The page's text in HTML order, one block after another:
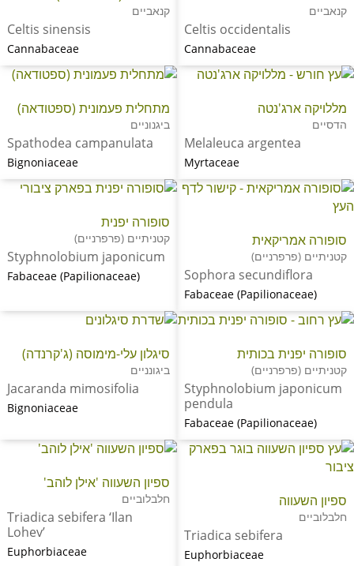
קנאביים
Celtis occidentalis
Cannabaceae
קנאביים
Celtis sinensis
Cannabaceae
מללויקה ארג'נטה
הדסיים
Melaleuca argentea
Myrtaceae
מתחלית פעמונית (ספטודאה)
ביגנוניים
Spathodea campanulata
Bignoniaceae
סופורה אמריקאית
קטניתיים (פרפרניים)
Sophora secundiflora
Fabaceae (Papilionaceae)
סופורה יפנית
קטניתיים (פרפרניים)
Styphnolobium japonicum
Fabaceae (Papilionaceae)
סופורה יפנית בכותית
קטניתיים (פרפרניים)
Styphnolobium japonicum
pendula
Fabaceae (Papilionaceae)
סיגלון עלי-מימוסה (ג'קרנדה)
ביגונניים
Jacaranda mimosifolia
Bignoniaceae
ספיון השעווה
חלבלוביים
Triadica sebifera
Euphorbiaceae
ספיון השעווה 'אילן לוהב'
חלבלוביים
Triadica sebifera ‘Ilan
Lohev’
Euphorbiaceae